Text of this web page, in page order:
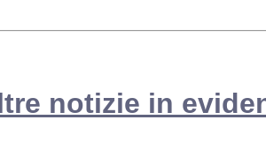
notizie in